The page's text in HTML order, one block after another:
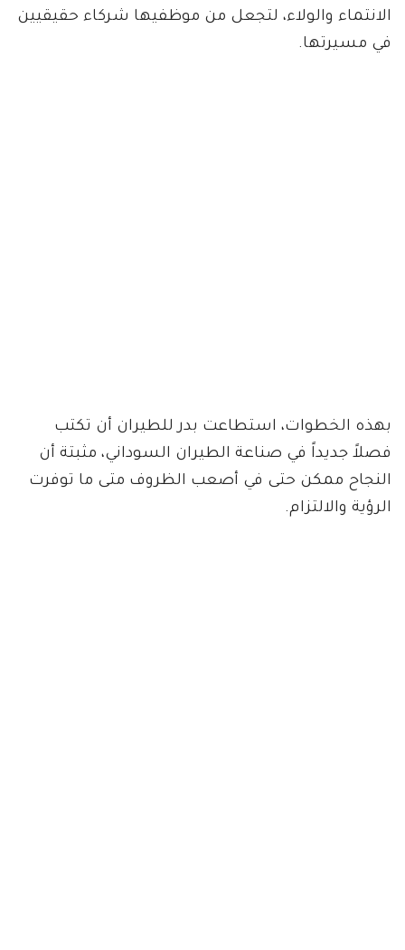
الانتماء والولاء، لتجعل من موظفيها شركاء حقيقيين
في مسيرتها.
بهذه الخطوات، استطاعت بدر للطيران أن تكتب
فصلاً جديداً في صناعة الطيران السوداني، مثبتة أن
النجاح ممكن حتى في أصعب الظروف متى ما توفرت
الرؤية والالتزام.